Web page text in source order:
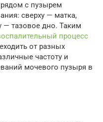
с пузырем
сверху — матка,
— тазовое дно. Таким
процесс
от разных
частоту и
мочевого пузыря в